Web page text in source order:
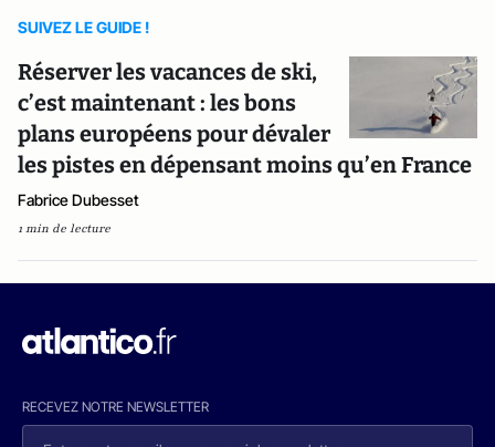
SUIVEZ LE GUIDE !
Réserver les vacances de ski,
c’est maintenant : les bons
plans européens pour dévaler
les pistes en dépensant moins qu’en France
Fabrice Dubesset
1 min de lecture
RECEVEZ NOTRE NEWSLETTER